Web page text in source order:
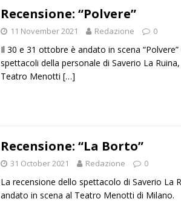
Recensione: “Polvere”
11 November 2021 Redazione 0
Il 30 e 31 ottobre è andato in scena
spettacoli della personale di Saverio La
Teatro Menotti […]
Recensione: “La Borto”
31 October 2021 Redazione 0
La recensione dello spettacolo di Saverio La
andato in scena al Teatro Menotti di Milano.